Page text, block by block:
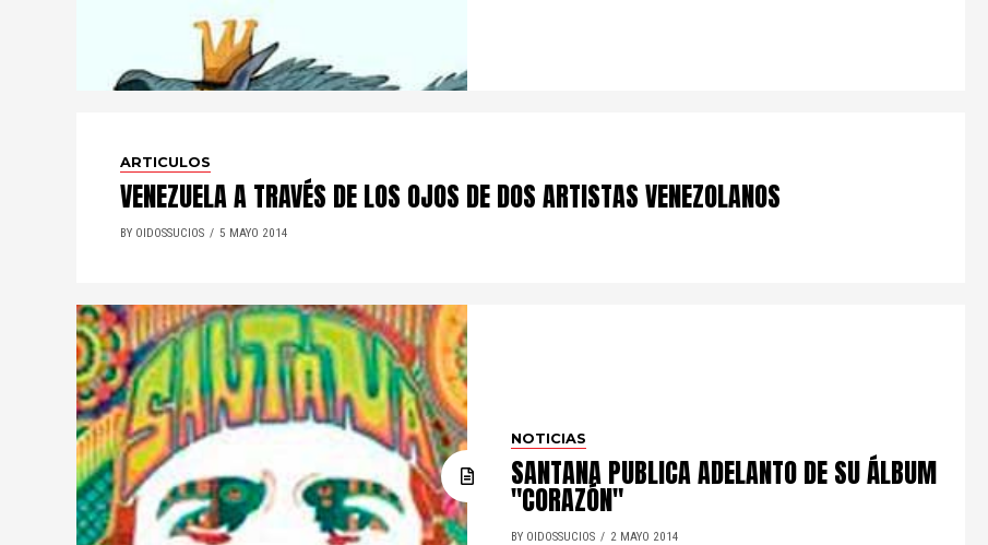
ARTICULOS
VENEZUELA A TRAVÉS DE LOS OJOS DE DOS ARTISTAS VENEZOLANOS
BY OIDOSSUCIOS 5 MAYO 2014
NOTICIAS
SANTANA PUBLICA ADELANTO DE SU ÁLBUM
"CORAZÓN"
BY OIDOSSUCIOS 2 MAYO 2014